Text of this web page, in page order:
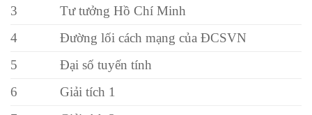
3
Tư tưởng Hồ Chí Minh
4
Đường lối cách mạng của ĐCSVN
5
Đại số tuyến tính
6
Giải tích 1